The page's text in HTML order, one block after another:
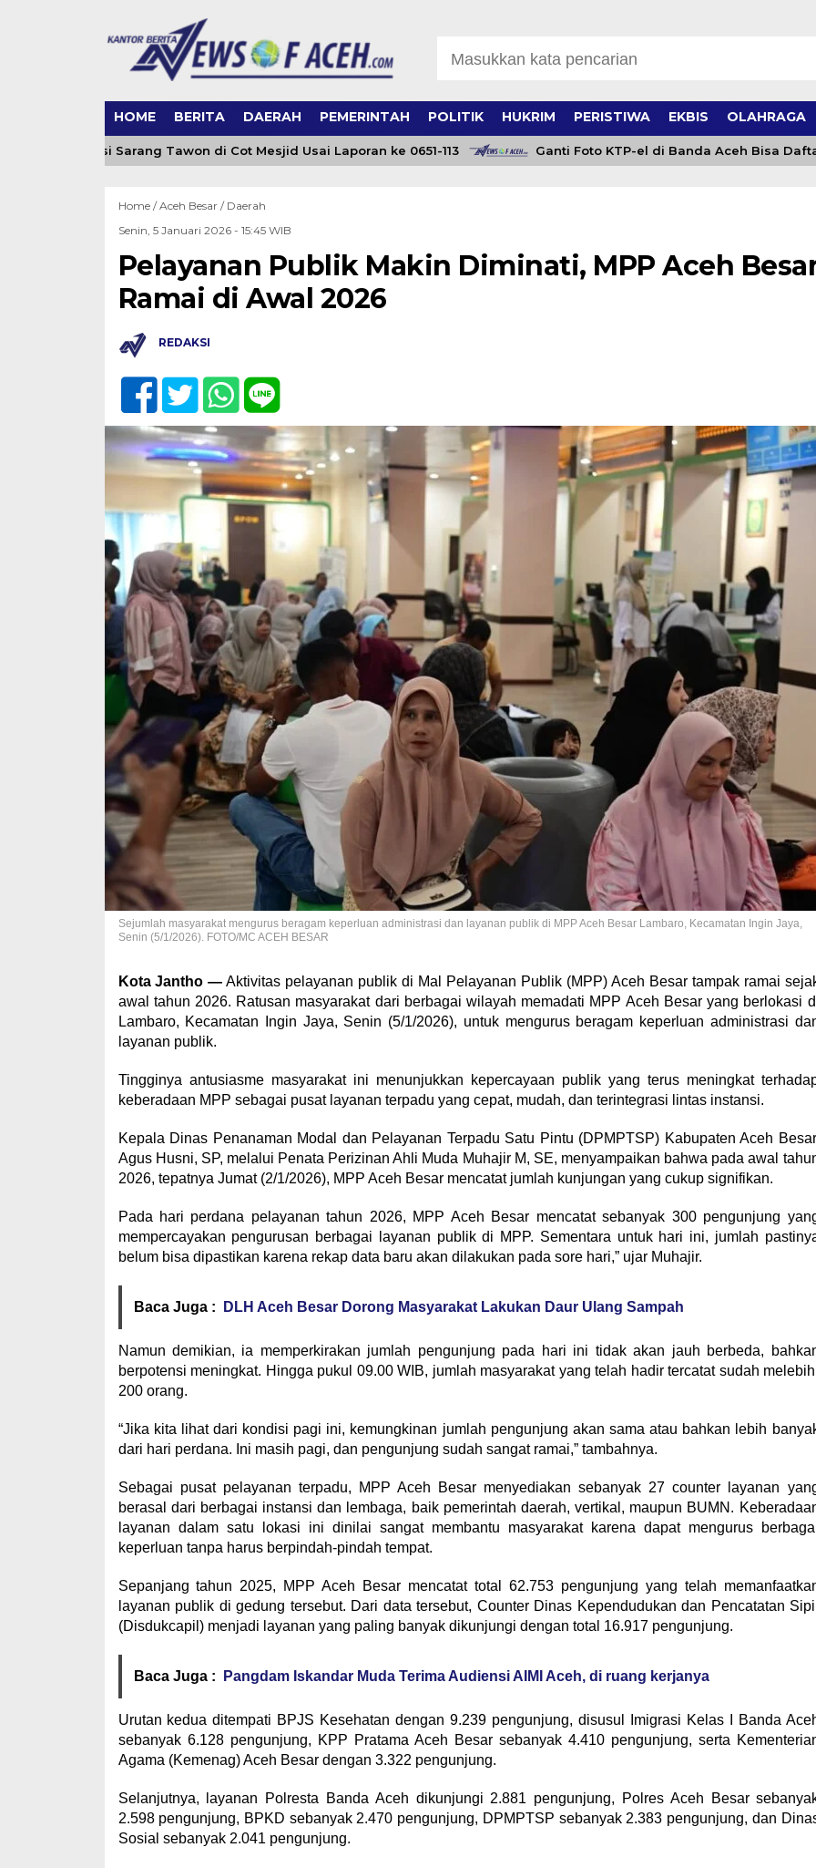
HOME BERITA DAERAH PEMERINTAH POLITIK HUKRIM PERISTIWA EKBIS OLAHRAGA
Evakuasi Sarang Tawon di Cot Mesjid Usai Laporan ke 0651-113 Ganti Foto KTP-el di Banda Aceh Bisa Daftar
Home /Aceh Besar/ Daerah
Senin, 5 Januari 2026 - 15:45 WIB
Pelayanan Publik Makin Diminati, MPP Aceh
Ramai di Awal 2026
REDAKSI
Sejumlah masyarakat mengurus beragam keperluan administrasi dan layanan publik di MPP Aceh Besar Lambaro, Kecamatan Ingin Jaya,
Senin (5/1/2026). FOTO/MC ACEH BESAR
Kota Jantho — Aktivitas pelayanan publik di Mal Pelayanan Publik (MPP) Aceh Besar tampak ramai
awal tahun 2026. Ratusan masyarakat dari berbagai wilayah memadati MPP Aceh Besar yang berlokasi
Lambaro, Kecamatan Ingin Jaya, Senin (5/1/2026), untuk mengurus beragam keperluan administrasi
layanan publik.
Tingginya antusiasme masyarakat ini menunjukkan kepercayaan publik yang terus meningkat
keberadaan MPP sebagai pusat layanan terpadu yang cepat, mudah, dan terintegrasi lintas instansi.
Kepala Dinas Penanaman Modal dan Pelayanan Terpadu Satu Pintu (DPMPTSP) Kabupaten Aceh
Agus Husni, SP, melalui Penata Perizinan Ahli Muda Muhajir M, SE, menyampaikan bahwa pada awal
2026, tepatnya Jumat (2/1/2026), MPP Aceh Besar mencatat jumlah kunjungan yang cukup signifikan.
Pada hari perdana pelayanan tahun 2026, MPP Aceh Besar mencatat sebanyak 300 pengunjung
mempercayakan pengurusan berbagai layanan publik di MPP. Sementara untuk hari ini, jumlah
belum bisa dipastikan karena rekap data baru akan dilakukan pada sore hari,” ujar Muhajir.
Baca Juga : DLH Aceh Besar Dorong Masyarakat Lakukan Daur Ulang Sampah
Namun demikian, ia memperkirakan jumlah pengunjung pada hari ini tidak akan jauh berbeda,
berpotensi meningkat. Hingga pukul 09.00 WIB, jumlah masyarakat yang telah hadir tercatat sudah
200 orang.
“Jika kita lihat dari kondisi pagi ini, kemungkinan jumlah pengunjung akan sama atau bahkan lebih
dari hari perdana. Ini masih pagi, dan pengunjung sudah sangat ramai,” tambahnya.
Sebagai pusat pelayanan terpadu, MPP Aceh Besar menyediakan sebanyak 27 counter layanan
berasal dari berbagai instansi dan lembaga, baik pemerintah daerah, vertikal, maupun BUMN.
layanan dalam satu lokasi ini dinilai sangat membantu masyarakat karena dapat mengurus
keperluan tanpa harus berpindah-pindah tempat.
Sepanjang tahun 2025, MPP Aceh Besar mencatat total 62.753 pengunjung yang telah
layanan publik di gedung tersebut. Dari data tersebut, Counter Dinas Kependudukan dan Pencatatan Sipil
(Disdukcapil) menjadi layanan yang paling banyak dikunjungi dengan total 16.917 pengunjung.
Baca Juga : Pangdam Iskandar Muda Terima Audiensi AIMI Aceh, di ruang kerjanya
Urutan kedua ditempati BPJS Kesehatan dengan 9.239 pengunjung, disusul Imigrasi Kelas I Banda
sebanyak 6.128 pengunjung, KPP Pratama Aceh Besar sebanyak 4.410 pengunjung, serta
Agama (Kemenag) Aceh Besar dengan 3.322 pengunjung.
Selanjutnya, layanan Polresta Banda Aceh dikunjungi 2.881 pengunjung, Polres Aceh Besar
2.598 pengunjung, BPKD sebanyak 2.470 pengunjung, DPMPTSP sebanyak 2.383 pengunjung, dan
Sosial sebanyak 2.041 pengunjung.